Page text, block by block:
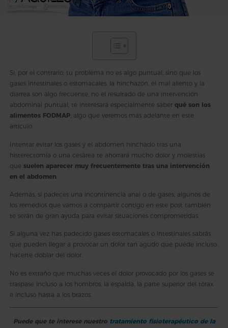
Si, por el contrario, tu problema no es algo puntual, sino que los
gases intestinales o estomacales, la hinchazón, el mal aliento y la
diarrea son algo frecuente, no el resultado de una intervención
abdominal puntual, te interesará especialmente saber qué son los
alimentos FODMAP, algo que veremos más adelante en este
artículo.
Intentar evitar los gases y el abdomen hinchado tras una
histerectomía o una cesárea te ahorrará mucho dolor y molestias
que suelen aparecer muy frecuentemente tras una intervención
en el abdomen
Además, si padeces una incontinencia anal o de gases, algunos de
los remedios que vamos a compartir contigo en este post también
te serán de gran ayuda para evitar situaciones comprometidas.
Si alguna vez has padecido gases estomacales o intestinales sabrás
que pueden llegar a provocar un dolor tan agudo que puede incluso
hacerte doblar del dolor.
No es extraño que muchas veces el dolor provocado por los gases se
traspase incluso a los hombros, la espalda, la parte superior del tórax
e incluso hasta a los brazos.
Puede que te interese nuestro tratamiento fisioterapéutico de la